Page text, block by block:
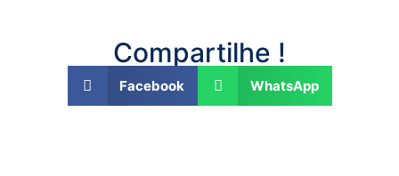
Compartilhe !
Facebook WhatsApp